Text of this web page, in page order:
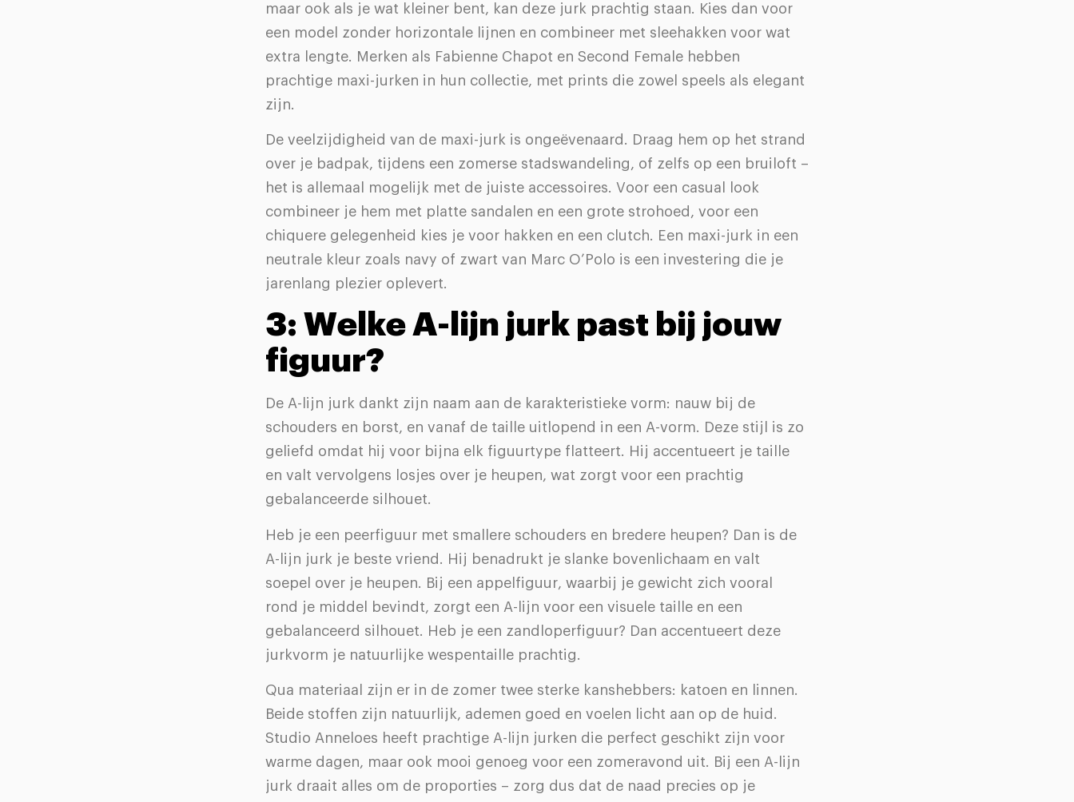
maar ook als je wat kleiner bent, kan deze jurk prachtig staan. Kies dan voor
een model zonder horizontale lijnen en combineer met sleehakken voor wat
extra lengte. Merken als Fabienne Chapot en Second Female hebben
prachtige maxi-jurken in hun collectie, met prints die zowel speels als elegant
zijn.
De veelzijdigheid van de maxi-jurk is ongeëvenaard. Draag hem op het strand
over je badpak, tijdens een zomerse stadswandeling, of zelfs op een bruiloft –
het is allemaal mogelijk met de juiste accessoires. Voor een casual look
combineer je hem met platte sandalen en een grote strohoed, voor een
chiquere gelegenheid kies je voor hakken en een clutch. Een maxi-jurk in een
neutrale kleur zoals navy of zwart van Marc O’Polo is een investering die je
jarenlang plezier oplevert.
3: Welke A-lijn jurk past bij jouw
figuur?
De A-lijn jurk dankt zijn naam aan de karakteristieke vorm: nauw bij de
schouders en borst, en vanaf de taille uitlopend in een A-vorm. Deze stijl is zo
geliefd omdat hij voor bijna elk figuurtype flatteert. Hij accentueert je taille
en valt vervolgens losjes over je heupen, wat zorgt voor een prachtig
gebalanceerde silhouet.
Heb je een peerfiguur met smallere schouders en bredere heupen? Dan is de
A-lijn jurk je beste vriend. Hij benadrukt je slanke bovenlichaam en valt
soepel over je heupen. Bij een appelfiguur, waarbij je gewicht zich vooral
rond je middel bevindt, zorgt een A-lijn voor een visuele taille en een
gebalanceerd silhouet. Heb je een zandloperfiguur? Dan accentueert deze
jurkvorm je natuurlijke wespentaille prachtig.
Qua materiaal zijn er in de zomer twee sterke kanshebbers: katoen en linnen.
Beide stoffen zijn natuurlijk, ademen goed en voelen licht aan op de huid.
Studio Anneloes heeft prachtige A-lijn jurken die perfect geschikt zijn voor
warme dagen, maar ook mooi genoeg voor een zomeravond uit. Bij een A-lijn
jurk draait alles om de proporties – zorg dus dat de naad precies op je